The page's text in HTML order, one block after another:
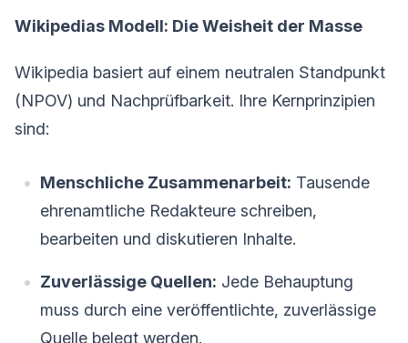
Wikipedias Modell: Die Weisheit der Masse
Wikipedia basiert auf einem neutralen Standpunkt
(NPOV) und Nachprüfbarkeit. Ihre Kernprinzipien
sind:
Menschliche Zusammenarbeit: Tausende
ehrenamtliche Redakteure schreiben,
bearbeiten und diskutieren Inhalte.
Zuverlässige Quellen: Jede Behauptung
muss durch eine veröffentlichte, zuverlässige
Quelle belegt werden.